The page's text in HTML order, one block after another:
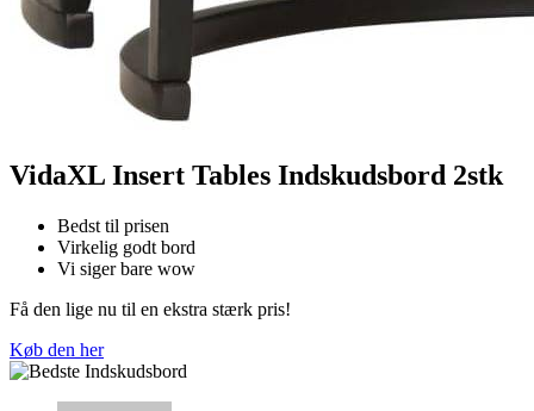
VidaXL Insert Tables Indskudsbord 2stk
Bedst til prisen
Virkelig godt bord
Vi siger bare wow
Få den lige nu til en ekstra stærk pris!
Køb den her